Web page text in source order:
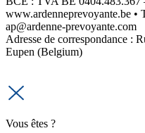
www.ardenneprevoyante.be •
ap@ardenne-prevoyante.com
Adresse de correspondance :
Eupen (Belgium)
Vous êtes ?